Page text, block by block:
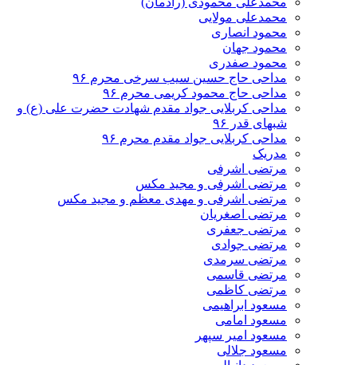
محمدعلی مولایی
محمود انصاری
محمود جهان
محمود صفدری
مداحی حاج حسین سیب سرخی محرم ۹۶
مداحی حاج محمود کریمی محرم ۹۶
مداحی کربلایی جواد مقدم شهادت حضرت علی (ع) و
شبهای قدر ۹۶
مداحی کربلایی جواد مقدم محرم ۹۶
مدریک
مرتضی اشرفی
مرتضی اشرفی و مجید مکس
مرتضی اشرفی و مهدی معظم و مجید مکس
مرتضی اصغریان
مرتضی جعفری
مرتضی جوادی
مرتضی سرمدی
مرتضی قاسمی
مرتضی کاظمی
مسعود ابراهیمی
مسعود امامی
مسعود امیر سپهر
مسعود جلالی